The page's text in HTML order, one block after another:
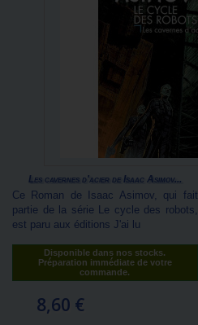
Les cavernes d'acier de Isaac Asimov...
Ce Roman de Isaac Asimov, qui fait
partie de la série Le cycle des robots,
est paru aux éditions J'ai lu
Disponible dans nos stocks.
Préparation immédiate de votre
commande.
8,60 €